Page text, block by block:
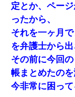
小学生の息子が急に
『わかんない！』っ
「話してみるよ」→
ずっとニートだと思
とか知らなかった…
【衝撃】婚約者「兄
お互い干渉はしな
定とか、ペー
ったから、
それを一ヶ月
を弁護士から
その前に今回
帳まとめたの
今非常に困っ